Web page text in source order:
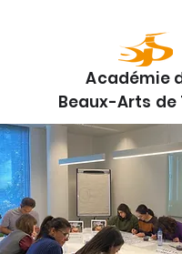
Académie
Beaux-Arts de